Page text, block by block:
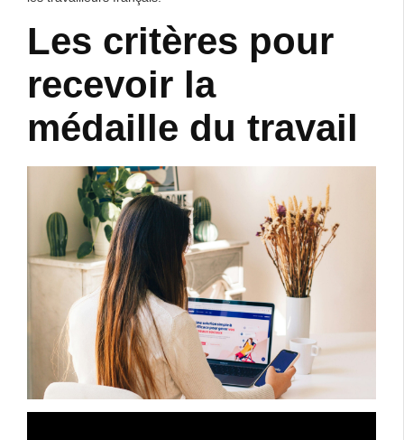
Les critères pour
recevoir la
médaille du travail